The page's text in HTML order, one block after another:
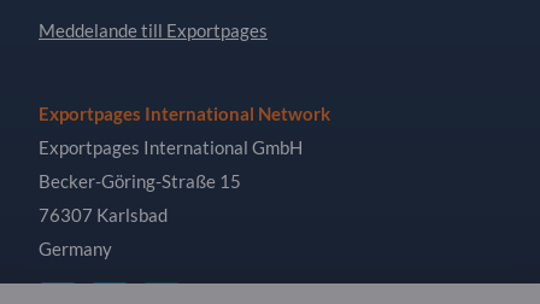
Meddelande till Exportpages
Exportpages International Network
Exportpages International GmbH
Becker-Göring-Straße 15
76307 Karlsbad
Germany